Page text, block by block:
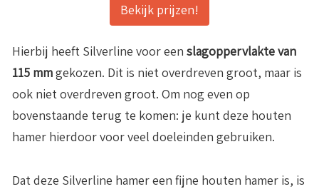
Bekijk prijzen!
Hierbij heeft Silverline voor een slagoppervlakte van
115 mmgekozen. Dit is niet overdreven groot, maar is
ook niet overdreven groot. Om nog even op
bovenstaande terug te komen: je kunt deze houten
hamer hierdoor voor veel doeleinden gebruiken.
Dat deze Silverline hamer een fijne houten hamer is, is